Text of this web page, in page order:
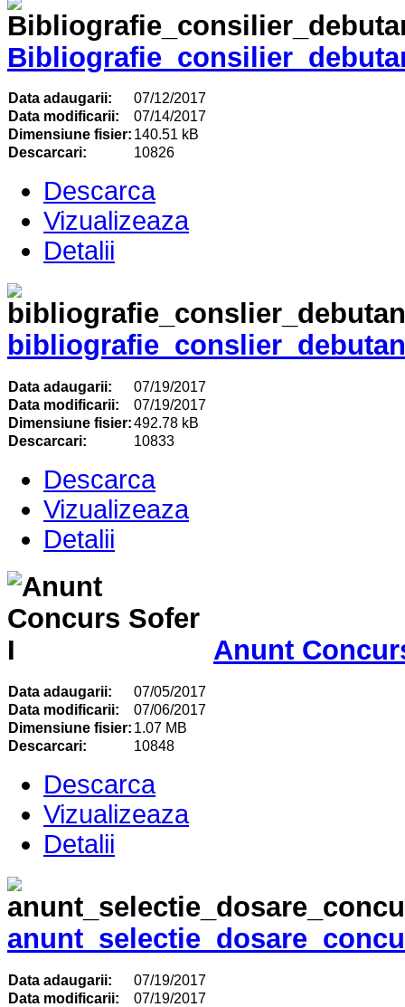
Data adaugarii:
07/12/2017
Data modificarii:
07/14/2017
Dimensiune fisier: 140.51 kB
Descarcari:
10826
Descarca
Vizualizeaza
Detalii
Data adaugarii:
07/19/2017
Data modificarii:
07/19/2017
Dimensiune fisier:492.78 kB
Descarcari:
10833
Descarca
Vizualizeaza
Detalii
Anunt
Data adaugarii:
07/05/2017
Data modificarii:
07/06/2017
Dimensiune fisier: 1.07 MB
Descarcari:
10848
Descarca
Vizualizeaza
Detalii
Data adaugarii:
07/19/2017
Data modificarii:
07/19/2017